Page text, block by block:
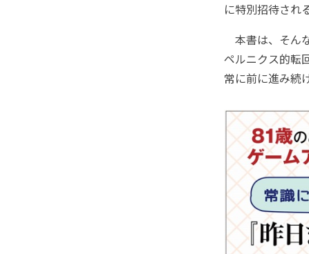
に特別招待され
本書は、そん
ペルニクス的転
常に前に進み続